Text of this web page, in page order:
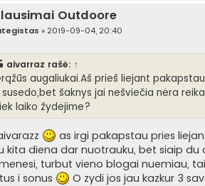
Outdoore
» 2019-09-04, 20:40
aivarraz rašė: ↑
augaliukai.Aš prieš liejant
susedo,bet šaknys jai nešviečia nėra
laiko žydėjime?
as irgi pakapstau pries
kita diena dar nuotrauku, bet siaip
turbut vieno blogai nuemiau,
i sonus
O zydi jos jau kazkur 3